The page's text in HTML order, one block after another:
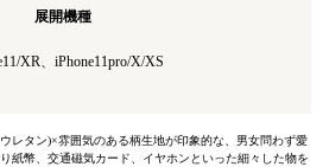
展開機種
XR、iPhone11pro/X/XS
レタン)×雰囲気のある柄生地が印象的な、男女問わず愛
紙幣、交通磁気カード、イヤホンといった細々した物を